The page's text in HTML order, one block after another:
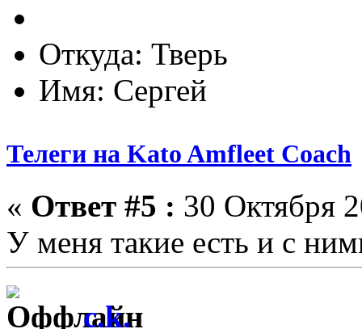
Откуда: Тверь
Имя: Сергей
Телеги на Kato Amfleet Coach
« Ответ #5 : 30 Октября
У меня такие есть и с
c.k.